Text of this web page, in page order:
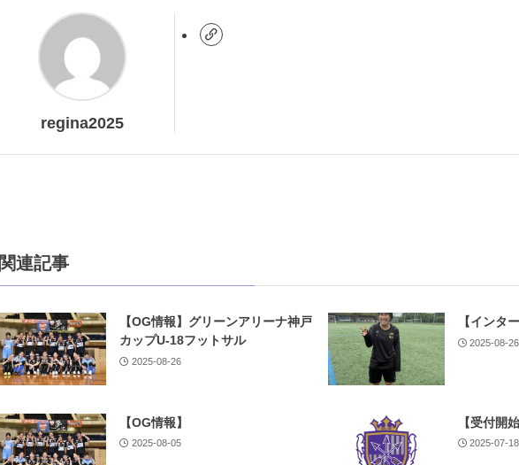
regina2025
関連記事
【OG情報】グリーンアリーナ神戸
カップU-18フットサル
2025-08-26
【インタ
2025-08-26
【OG情報】
2025-08-05
【受付開
2025-07-18